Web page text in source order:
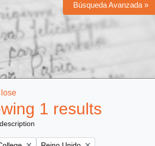
Búsqueda Avanzada »
1 results